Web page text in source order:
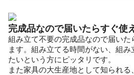
完成品なので届いたらすぐ使
組み立て不要の完成品なので届いた
ます。組み立てる時間がない、組
たいという方にピッタリです。
また家具の大生産地として知られ